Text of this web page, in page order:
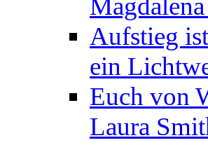
Aufstieg
ein
Euch von
Laura